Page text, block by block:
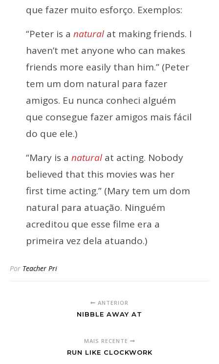
que fazer muito esforço. Exemplos:
“Peter is a naturalat making friends. I
haven’t met anyone who can makes
friends more easily than him.” (Peter
tem um dom natural para fazer
amigos. Eu nunca conheci alguém
que consegue fazer amigos mais fácil
do que ele.)
“Mary is a naturalat acting. Nobody
believed that this movies was her
first time acting.” (Mary tem um dom
natural para atuação. Ninguém
acreditou que esse filme era a
primeira vez dela atuando.)
Por Teacher Pri
ANTERIOR
NIBBLE AWAY AT
MAIS RECENTE
RUN LIKE CLOCKWORK